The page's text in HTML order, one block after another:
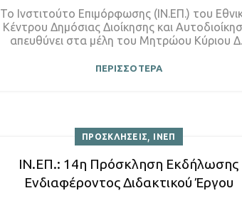
Το Ινστιτούτο Επιμόρφωσης (ΙΝ.ΕΠ.) του
Κέντρου Δημόσιας Διοίκησης και
απευθύνει στα μέλη του Μητρώου Κύριου Δ...
ΠΕΡΙΣΣΟΤΕΡΑ
ΠΡΟΣΚΛΗΣΕΙΣ ΙΝΕΠ
ΙΝ.ΕΠ.: 14η Πρόσκληση Εκδήλωσης
Ενδιαφέροντος Διδακτικού Έργου